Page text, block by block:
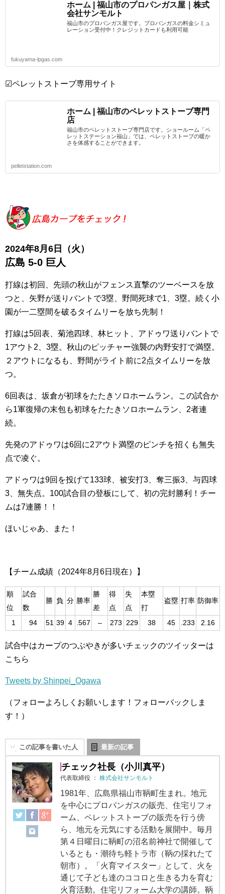
ホーム | 福山市のプロパンガス屋｜株式
会社サンモルト
福山市のプロパンガス屋です。プロパンガスの料金シミュ
レーション受付中！クレジットカードも利用可能
fukuyama-lpgas.com
☑ペレットストーブ専用サイト
ホーム | 福山市のペレットストーブ専門
店
福山市のペレットストーブ専門店です。ショールーム「ペ
レットステーション福山」では、ペレットストーブの暖か
さを体感することができます。
pelletstation.com
2024年8月6日（火）
広島 5-0 巨人
打線は初回、先頭の秋山がフェンス直撃のツーベースを放
つと、矢野が送りバントで3塁、野間死球で1、3塁。続く小
園が一二塁間を破るタイムリーを放ち先制！
打線は5回表、菊池四球、林ヒット、アドゥワ送りバントで
1アウト2、3塁。秋山のピッチャー強襲の内野安打で満塁。
２アウトになるも、野間がライト前に2点タイムリーを放
つ。
6回表は、坂倉が初球をたたきソロホームラン。この試合か
ら1軍復帰の末包も初球をたたきソロホームラン、2者連
続。
先発のアドゥワは6回に2アウト満塁のピンチを招くも無失
点で凌ぐ。
アドゥワは9回を投げて133球、被安打3、奪三振3、与四球
3、無失点。100試合目の登板にして、初の完封勝利！チー
ムは7連勝！！
ほいじゃあ、また！
【チーム成績（2024年8月6日現在）】
順
位
試合
数
勝 負 分 勝率
勝
差
得
点
失
点
本塁
打
盗塁 打率 防御率
1 94 51 39 4 .567 – 273 229 38 45 .233 2.16
試合中はカープのつぶやきが多いチェックのツイッターは
こちら
Tweets by Shinpei_Ogawa
（フォローよろしくお願いします！フォローバックしま
す！）
この記事を書いた人 最新の記事
チェック社長（小川真平）
代表取締役 ： 株式会社サンモルト
1981年、広島県福山市鞆町生まれ。地元
を中心にプロパンガスの販売、住宅リフォ
ーム、ペレットストーブの販売を行う傍
ら、地元を元気にする活動を展開中。毎月
第４日曜日に鞆町の沼名前神社で開催して
いるとも・潮待ち軽トラ市（鞆の採れたて
朝市）。「火育マイスター」として、火を
通じて子ども達のココロと生きる力を育む
火育活動。住宅リフォーム大学の講師。鞆